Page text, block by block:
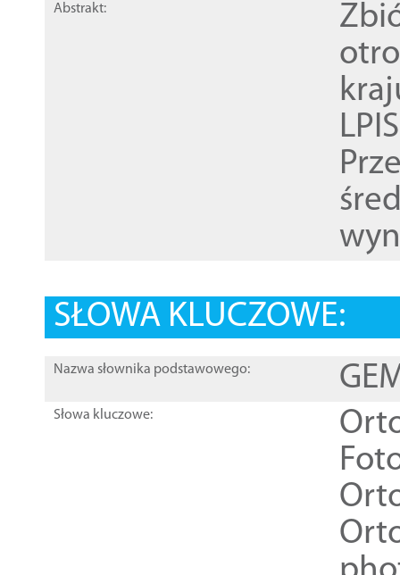
Abstrakt:
SŁOWA KLUCZOWE:
Nazwa słownika podstawowego:
Słowa kluczowe: